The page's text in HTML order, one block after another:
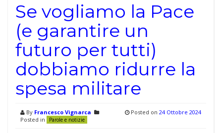
Se vogliamo la Pace
(e garantire un
futuro per tutti)
dobbiamo ridurre la
spesa militare
By Francesco Vignarca
Posted in
Parole e notizie
Posted on 24 Ottobre 2024